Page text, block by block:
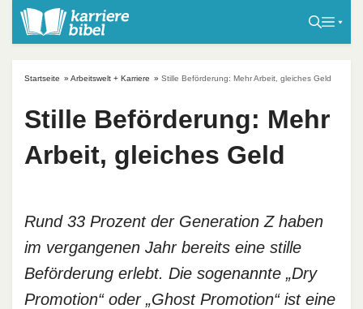
Startseite » Arbeitswelt + Karriere » Stille Beförderung: Mehr Arbeit, gleiches Geld
Stille Beförderung: Mehr
Arbeit, gleiches Geld
Rund 33 Prozent der Generation Z haben
im vergangenen Jahr bereits eine stille
Beförderung erlebt. Die sogenannte „Dry
Promotion“ oder „Ghost Promotion“ ist eine